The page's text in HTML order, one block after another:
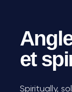
et
Spiritually,